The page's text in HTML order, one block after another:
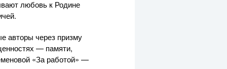
любовь к Родине
авторы через призму
— памяти,
«За работой» —